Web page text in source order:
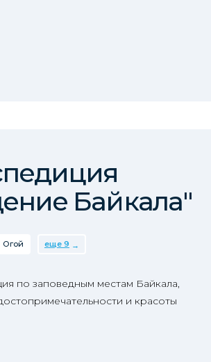
Байкала"
Огой еще 9
по заповедным местам Байкала,
и красоты